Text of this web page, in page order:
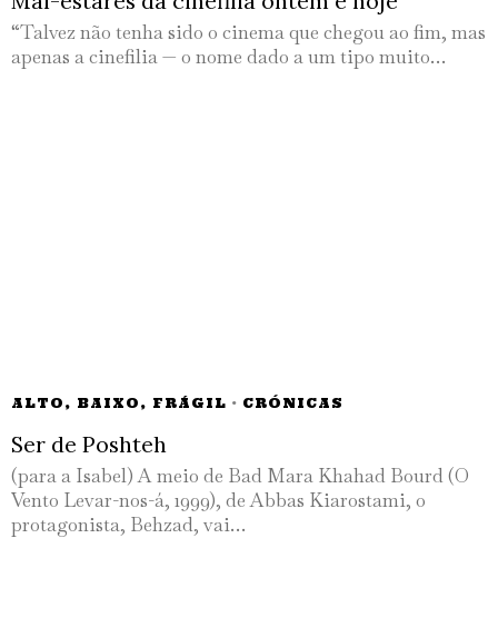
“Talvez não tenha sido o cinema que chegou ao fim, mas
apenas a cinefilia — o nome dado a um tipo muito…
ALTO, BAIXO, FRÁGIL · CRÓNICAS
Ser de Poshteh
(para a Isabel) A meio de Bad Mara Khahad Bourd (O
Vento Levar-nos-á, 1999), de Abbas Kiarostami, o
protagonista, Behzad, vai…